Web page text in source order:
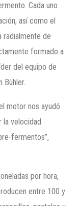
Cada uno
así como el
radialmente de
formado a
del equipo de
Bühler.
motor nos ayudó
la velocidad
fermentos”,
por hora,
entre 100 y